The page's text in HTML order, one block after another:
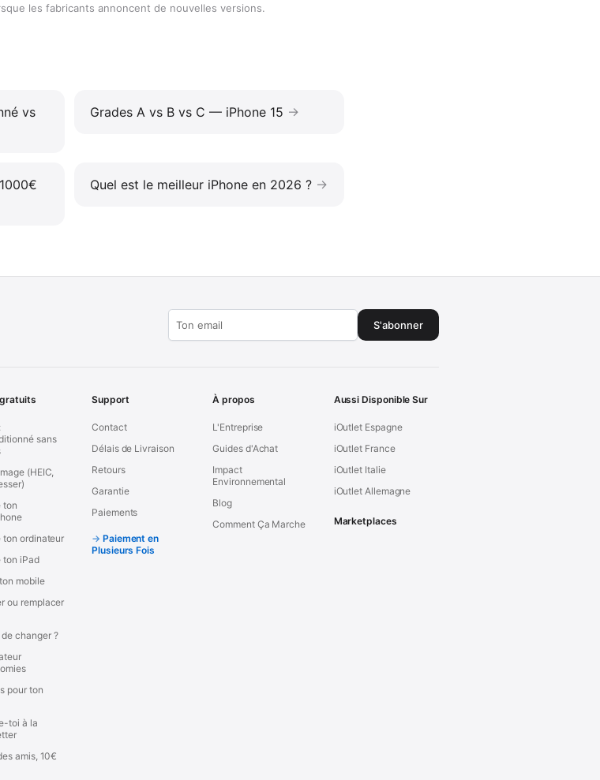
les fabricants annoncent de nouvelles versions.
vs
Grades A vs B vs C — iPhone 15
Quel est le meilleur iPhone en 2026 ?
S'abonner
sans
(HEIC,
ton
ton ordinateur
ton iPad
mobile
ou remplacer
de changer ?
pour ton
toi à la
amis, 10€
Support
Contact
Délais de Livraison
Retours
Garantie
Paiements
Paiement en
Plusieurs Fois
À propos
L'Entreprise
Guides d'Achat
Impact
Environnemental
Blog
Comment Ça Marche
Aussi Disponible Sur
iOutlet Espagne
iOutlet France
iOutlet Italie
iOutlet Allemagne
Marketplaces